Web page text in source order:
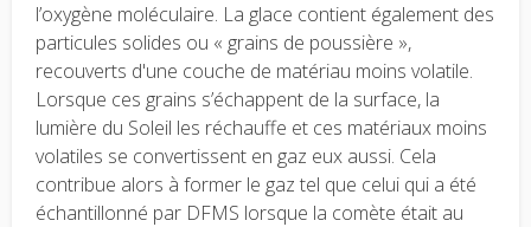
l’oxygène moléculaire. La glace contient également des
particules solides ou « grains de poussière »,
recouverts d'une couche de matériau moins volatile.
Lorsque ces grains s’échappent de la surface, la
lumière du Soleil les réchauffe et ces matériaux moins
volatiles se convertissent en gaz eux aussi. Cela
contribue alors à former le gaz tel que celui qui a été
échantillonné par DFMS lorsque la comète était au